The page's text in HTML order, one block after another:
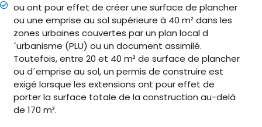
ou ont pour effet de créer une surface de plancher
ou une emprise au sol supérieure à 40 m² dans les
zones urbaines couvertes par un plan local d
´urbanisme (PLU) ou un document assimilé.
Toutefois, entre 20 et 40 m² de surface de plancher
ou d´emprise au sol, un permis de construire est
exigé lorsque les extensions ont pour effet de
porter la surface totale de la construction au-delà
de 170 m².